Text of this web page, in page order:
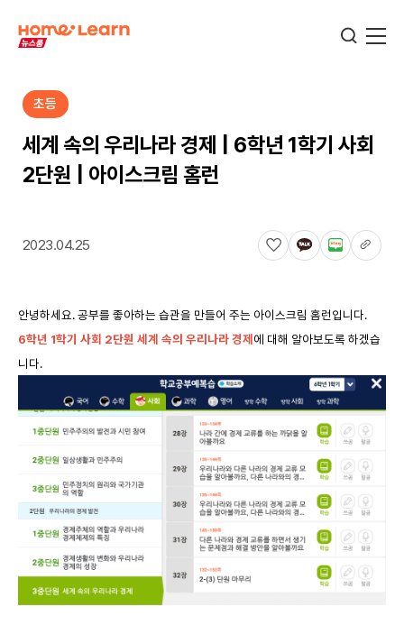
기업뉴스
서비스뉴스
교육정보
학습정보
초등
세계 속의 우리나라 경제 | 6학년 1학기 사회
2단원 | 아이스크림 홈런
2023.04.25
안녕하세요. 공부를 좋아하는 습관을 만들어 주는 아이스크림 홈런입니다.
6학년 1학기 사회 2단원 세계 속의 우리나라 경제에 대해 알아보도록 하겠습
니다.